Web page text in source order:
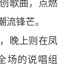
歌曲，点燃
锋芒。
晚上则在凤
场的说唱组